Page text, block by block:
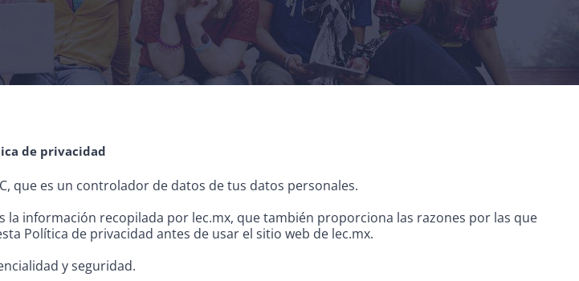
de privacidad
que es un controlador de datos de tus datos personales.
información recopilada por lec.mx, que también proporciona las razones por las que
Política de privacidad antes de usar el sitio web de lec.mx.
y seguridad.